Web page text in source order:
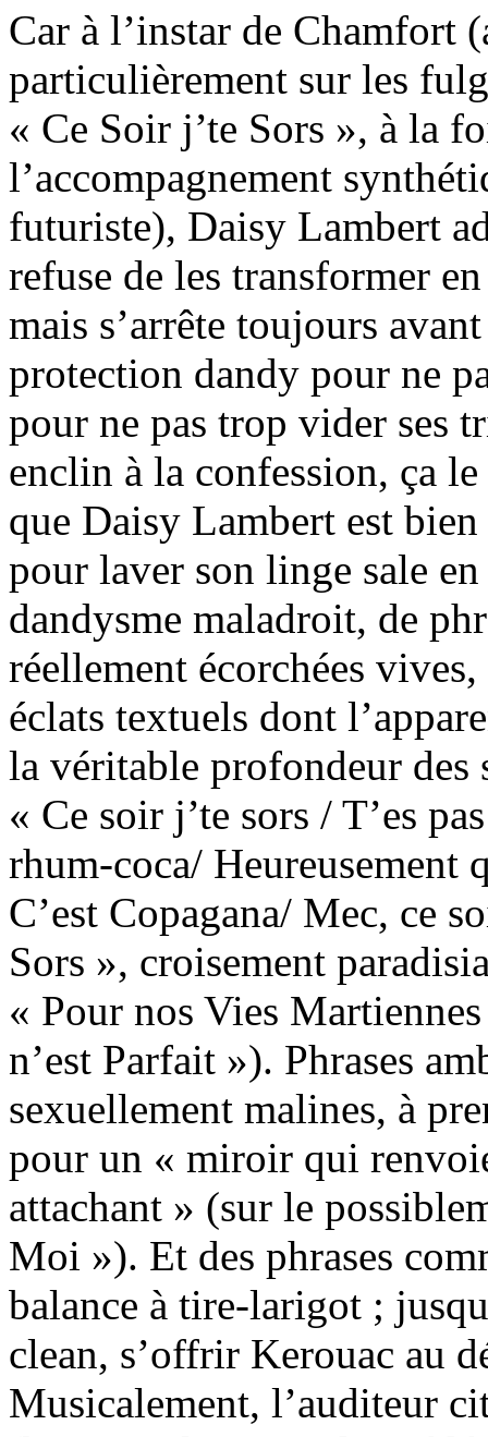
Car à l’instar de Chamfort
particulièrement sur les
« Ce Soir j’te Sors », à la
l’accompagnement
futuriste), Daisy Lambert
refuse de les transformer
mais s’arrête toujours
protection dandy pour ne
pour ne pas trop vider ses
enclin à la confession, ça
que Daisy Lambert est
pour laver son linge sale
dandysme maladroit, de
réellement écorchées
éclats textuels dont
la véritable profondeur des
« Ce soir j’te sors / T’es
rhum-coca/ Heureusement
C’est Copagana/ Mec, ce
Sors », croisement
« Pour nos Vies
n’est Parfait »). Phrases
sexuellement malines, à
pour un « miroir qui
attachant » (sur le
Moi »). Et des phrases
balance à tire-larigot ;
clean, s’offrir Kerouac au
Musicalement, l’auditeur